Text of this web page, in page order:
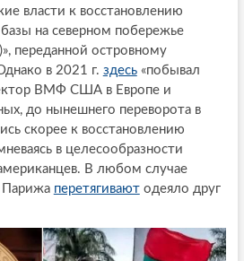
власти к восстановлению
на северном побережье
переданной островному
в 2021 г. здесь«побывал
ВМФ США в Европе и
до нынешнего переворота в
скорее к восстановлению
в целесообразности
В любом случае
Парижа перетягиваютодеяло друг